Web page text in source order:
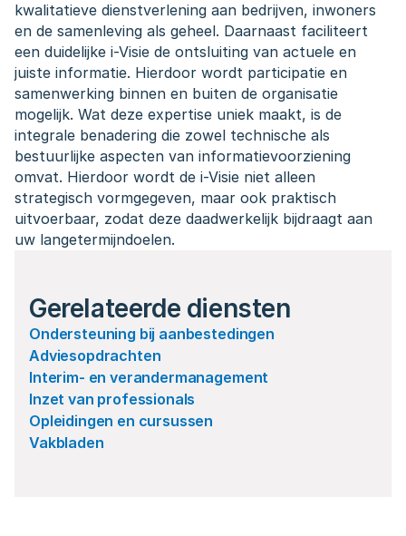
kwalitatieve dienstverlening aan bedrijven, inwoners
en de samenleving als geheel. Daarnaast faciliteert
een duidelijke i-Visie de ontsluiting van actuele en
juiste informatie. Hierdoor wordt participatie en
samenwerking binnen en buiten de organisatie
mogelijk. Wat deze expertise uniek maakt, is de
integrale benadering die zowel technische als
bestuurlijke aspecten van informatievoorziening
omvat. Hierdoor wordt de i-Visie niet alleen
strategisch vormgegeven, maar ook praktisch
uitvoerbaar, zodat deze daadwerkelijk bijdraagt aan
uw langetermijndoelen.
Gerelateerde diensten
Ondersteuning bij aanbestedingen
Adviesopdrachten
Interim- en verandermanagement
Inzet van professionals
Opleidingen en cursussen
Vakbladen